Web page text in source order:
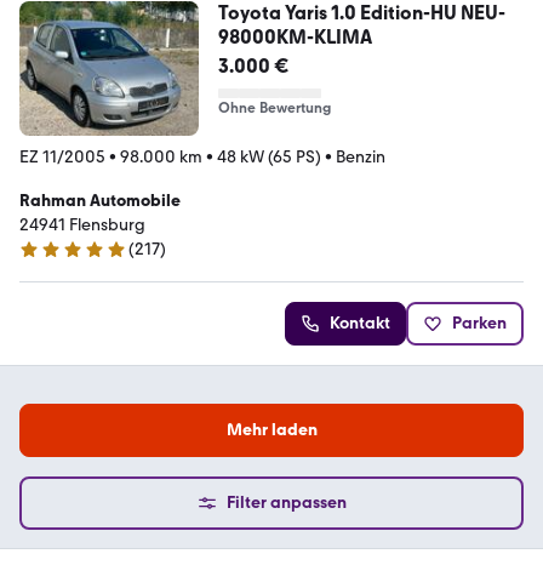
Toyota Yaris 1.0 Edition-HU NEU-
98000KM-KLIMA
3.000 €
Ohne Bewertung
EZ 11/2005 • 98.000 km • 48 kW (65 PS) • Benzin
Rahman Automobile
24941 Flensburg
4.9 Sterne
(217)
Kontakt Parken
Mehr laden
Filter anpassen